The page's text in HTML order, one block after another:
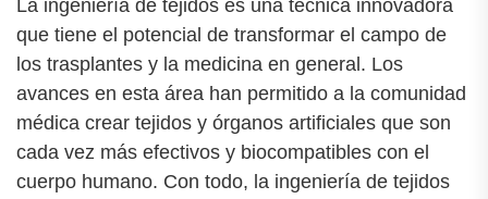
La ingeniería de tejidos es una técnica innovadora
que tiene el potencial de transformar el campo de
los trasplantes y la medicina en general. Los
avances en esta área han permitido a la comunidad
médica crear tejidos y órganos artificiales que son
cada vez más efectivos y biocompatibles con el
cuerpo humano. Con todo, la ingeniería de tejidos